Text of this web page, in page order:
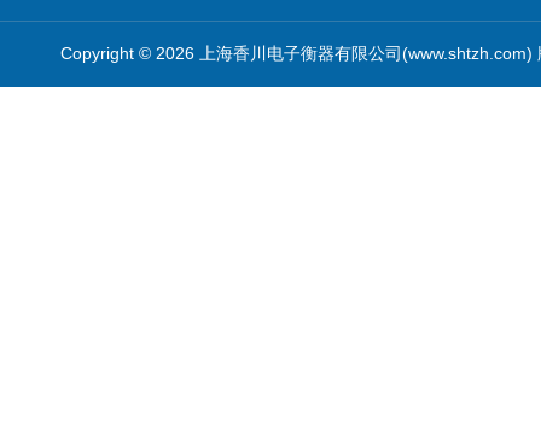
Copyright © 2026 上海香川电子衡器有限公司(www.shtzh.com)